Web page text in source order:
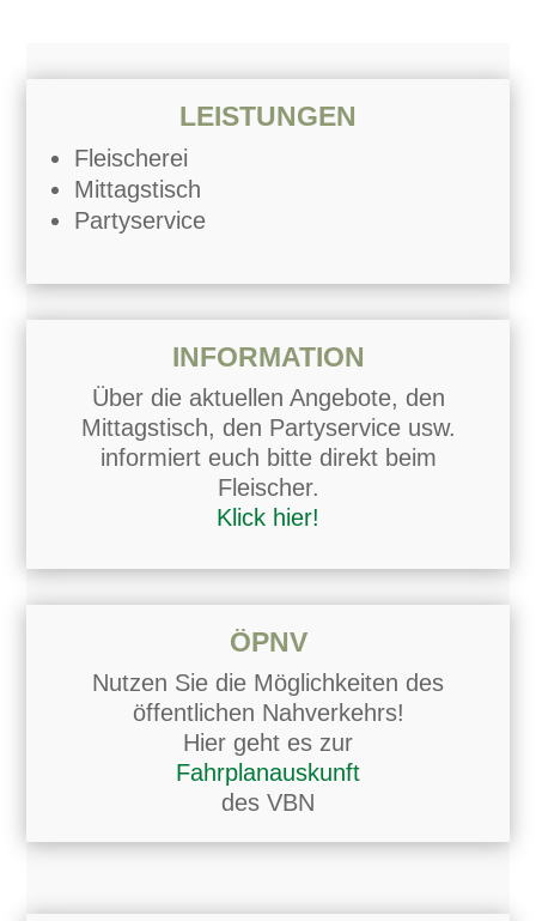
LEISTUNGEN
Fleischerei
Mittagstisch
Partyservice
INFORMATION
Über die aktuellen Angebote, den
Mittagstisch, den Partyservice usw.
informiert euch bitte direkt beim
Fleischer.
Klick hier!
ÖPNV
Nutzen Sie die Möglichkeiten des
öffentlichen Nahverkehrs!
Hier geht es zur
Fahrplanauskunft
des VBN